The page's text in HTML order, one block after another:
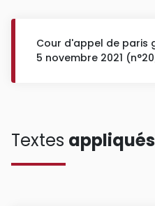
Cour d'appel de paris
5 novembre 2021
Textes appliqués